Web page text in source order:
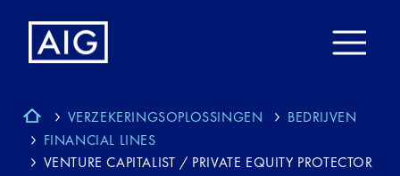
VERZEKERINGSOPLOSSINGEN
BEDRIJVEN
FINANCIAL LINES
VENTURE CAPITALIST / PRIVATE EQUITY PROTECTOR